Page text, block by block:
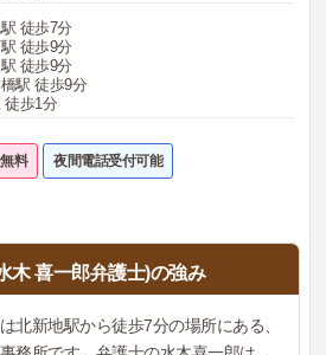
徒歩7分
徒歩9分
徒歩9分
駅 徒歩9分
徒歩1分
料 夜間電話受付可能
木 喜一郎弁護士)の強み
北新地駅から徒歩7分の場所にある、